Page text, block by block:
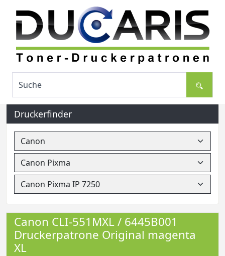
Druckerfinder
Canon CLI-551MXL / 6445B001
Druckerpatrone Original magenta
XL